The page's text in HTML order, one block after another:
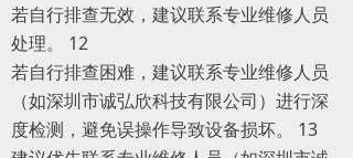
若自行排查无效，建议联系专业维修人员
处理。 ‌12
若自行排查困难，建议联系专业维修人员
（如深圳市诚弘欣科技有限公司）进行深
度检测，避免误操作导致设备损坏。 ‌13